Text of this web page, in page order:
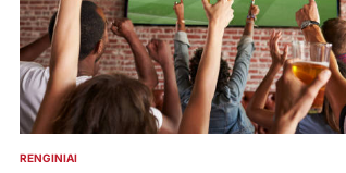
POSTED
RENGINIAI